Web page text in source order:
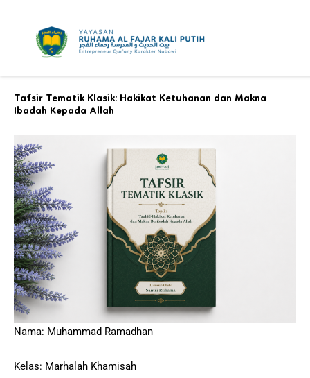
Tafsir Tematik Klasik: Hakikat Ketuhanan dan Makna
Ibadah Kepada Allah
Nama: Muhammad Ramadhan
Kelas: Marhalah Khamisah